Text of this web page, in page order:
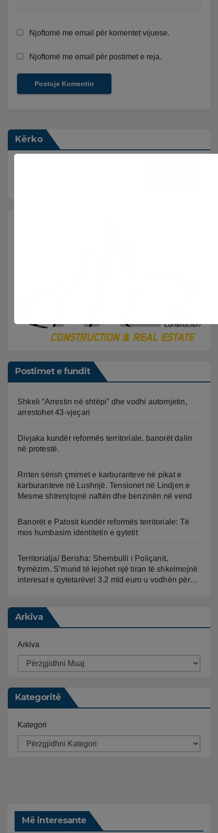
Njoftomë me email për komentet vijuese.
Njoftomë me email për postimet e reja.
Kërko
Postimet e fundit
Shkeli “Arrestin në shtëpi” dhe vodhi automjetin,
arrestohet 43-vjeçari
Divjaka kundër reformës territoriale, banorët dalin
në protestë.
Rriten sërish çmimet e karburanteve në pikat e
karburanteve në Lushnjë. Tensionet në Lindjen e
Mesme shtrenjtojnë naftën dhe benzinën në vend
Banorët e Patosit kundër reformës territoriale: Të
mos humbasim identitetin e qytetit
Territorialja/ Berisha: Shembulli i Poliçanit,
frymëzim. S’mund të lejohet një tiran të shkelmojnë
interesat e qytetarëve! 3.2 mld euro u vodhën për…
Arkiva
Arkiva
Kategoritë
Kategori
Më interesante